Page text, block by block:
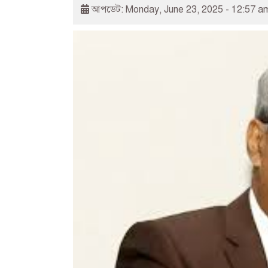
আপডেট: Monday, June 23, 2025 - 12:57